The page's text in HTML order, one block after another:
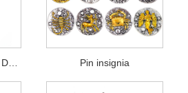
Pin insignia